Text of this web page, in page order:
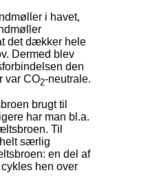
i havet,
det dækker hele
Dermed blev
den
var CO2-neutrale.
brugt til
har man bl.a.
Til
særlig
en del af
cykles hen over